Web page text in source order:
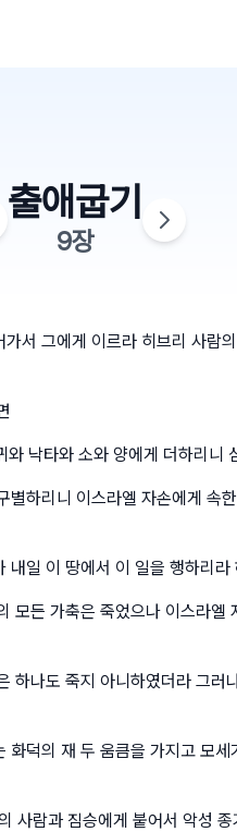
출애굽기
9장
서 그에게 이르라 히브리 사람
낙타와 소와 양에게 더하리니
하리니 이스라엘 자손에게 속
일 이 땅에서 이 일을 행하리라
모든 가축은 죽었으나 이스라엘
하나도 죽지 아니하였더라 그러
화덕의 재 두 움큼을 가지고 모
사람과 짐승에게 붙어서 악성